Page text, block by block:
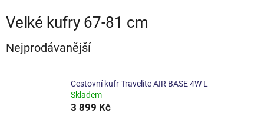
Velké kufry 67-81 cm
Nejprodávanější
Cestovní kufr Travelite AIR BASE 4W L
Skladem
3 899 Kč